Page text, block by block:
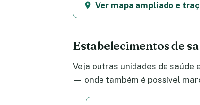
Ver mapa ampliado e
Estabelecimentos de
Veja outras unidades de saúde
— onde também é possível